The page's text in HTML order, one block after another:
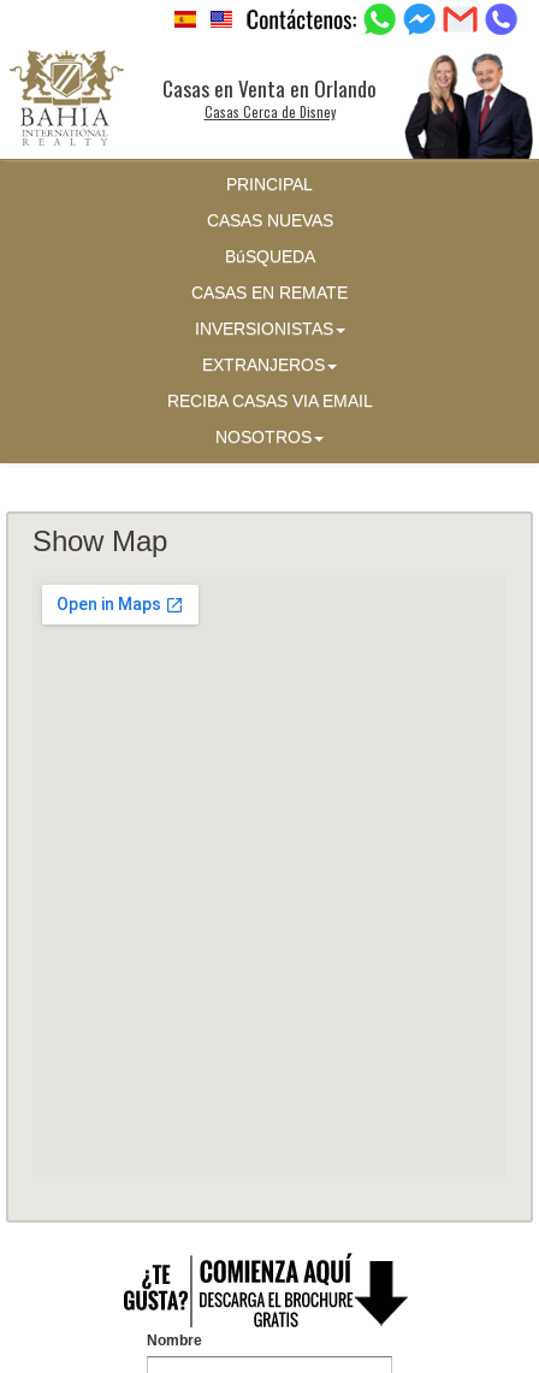
Casas en Venta en Orlando
Casas Cerca de Disney
PRINCIPAL
CASAS NUEVAS
BúSQUEDA
CASAS EN REMATE
INVERSIONISTAS
EXTRANJEROS
RECIBA CASAS VIA EMAIL
NOSOTROS
Show Map
Nombre